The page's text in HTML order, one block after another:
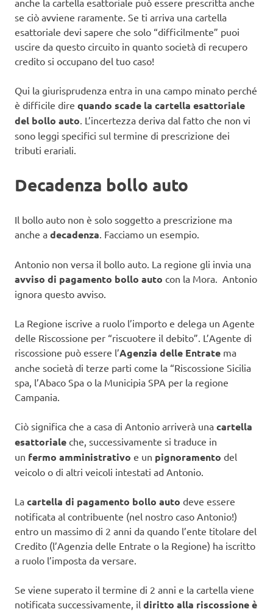
se ciò avviene raramente. Se ti arriva una cartella
esattoriale devi sapere che solo “difficilmente” puoi
uscire da questo circuito in quanto società di recupero
credito si occupano del tuo caso!
Qui la giurisprudenza entra in una campo minato perché
è difficile dire quando scade la cartella esattoriale
del bollo auto . L’incertezza deriva dal fatto che non vi
sono leggi specifici sul termine di prescrizione dei
tributi erariali.
Decadenza bollo auto
Il bollo auto non è solo soggetto a prescrizione ma
anche a decadenza . Facciamo un esempio.
Antonio non versa il bollo auto. La regione gli invia una
avviso di pagamento bollo auto con la Mora. Antonio
ignora questo avviso.
La Regione iscrive a ruolo l’importo e delega un Agente
delle Riscossione per “riscuotere il debito”. L’Agente di
riscossione può essere l’Agenzia delle Entrate ma
anche società di terze parti come la “Riscossione Sicilia
spa, l’Abaco Spa o la Municipia SPA per la regione
Campania.
Ciò significa che a casa di Antonio arriverà una cartella
esattoriale che, successivamente si traduce in
un fermo amministrativo e un pignoramento del
veicolo o di altri veicoli intestati ad Antonio.
La cartella di pagamento bollo auto deve essere
notificata al contribuente (nel nostro caso Antonio!)
entro un massimo di 2 anni da quando l’ente titolare del
Credito (l’Agenzia delle Entrate o la Regione) ha iscritto
a ruolo l’imposta da versare.
Se viene superato il termine di 2 anni e la cartella viene
notificata successivamente, il diritto alla riscossione è